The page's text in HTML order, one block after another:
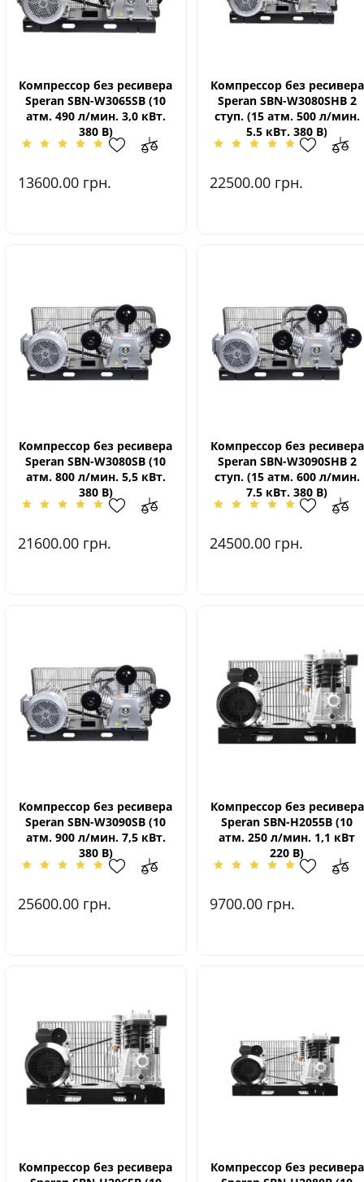
Компрессор без ресивера
Speran SBN-W3065SВ (10
атм. 490 л/мин. 3,0 кВт.
380 В)
13600.00 грн.
Компрессор без ресивера
Speran SBN-W3080SHВ 2
ступ. (15 атм. 500 л/мин.
5.5 кВт. 380 В)
22500.00 грн.
Компрессор без ресивера
Speran SBN-W3080SВ (10
атм. 800 л/мин. 5,5 кВт.
380 В)
21600.00 грн.
Компрессор без ресивера
Speran SBN-W3090SHВ 2
ступ. (15 атм. 600 л/мин.
7.5 кВт. 380 В)
24500.00 грн.
Компрессор без ресивера
Speran SBN-W3090SВ (10
атм. 900 л/мин. 7,5 кВт.
380 В)
25600.00 грн.
Компрессор без ресивера
Speran SBN-Н2055В (10
атм. 250 л/мин. 1,1 кВт
220 В)
9700.00 грн.
Компрессор без ресивера
Компрессор без ресивера